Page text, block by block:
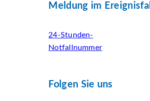
Meldung im Ereignisfall
24-Stunden-
Notfallnummer
Folgen Sie uns